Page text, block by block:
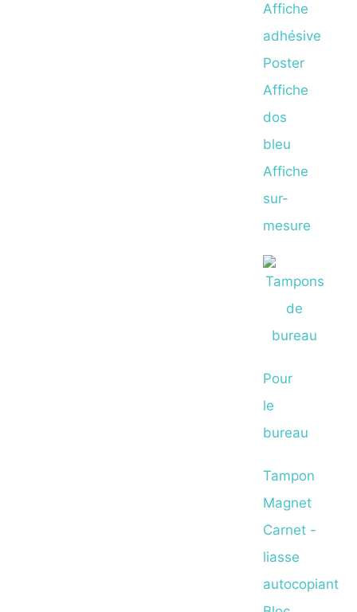
Affiche
adhésive
Poster
Affiche
dos
bleu
Affiche
sur-
mesure
Pour
le
bureau
Tampon
Magnet
Carnet -
liasse
autocopiant